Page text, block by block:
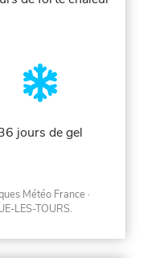
jours de gel
Météo France ·
LES-TOURS.